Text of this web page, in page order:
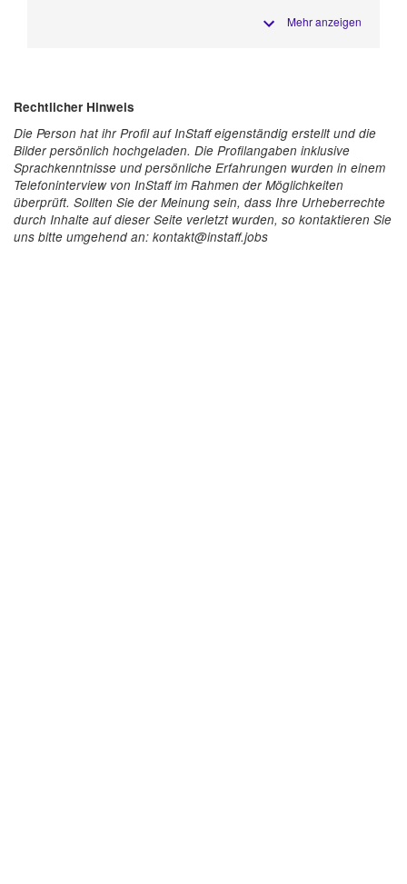
Mehr anzeigen
Rechtlicher Hinweis
Die Person hat ihr Profil auf InStaff eigenständig erstellt und die
Bilder persönlich hochgeladen. Die Profilangaben inklusive
Sprachkenntnisse und persönliche Erfahrungen wurden in einem
Telefoninterview von InStaff im Rahmen der Möglichkeiten
überprüft. Sollten Sie der Meinung sein, dass Ihre Urheberrechte
durch Inhalte auf dieser Seite verletzt wurden, so kontaktieren Sie
uns bitte umgehend an: kontakt@instaff.jobs